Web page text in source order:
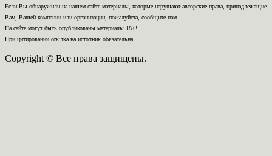
Если Вы обнаружили на нашем сайте материалы, которые нарушают авторские права, принадлежащие
Вам, Вашей компании или организации, пожалуйста, сообщите нам.
На сайте могут быть опубликованы материалы 18+!
При цитировании ссылка на источник обязательна.
Copyright © Все права защищены.